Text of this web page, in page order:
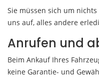
Sie müssen sich um
uns auf, alles andere
Anrufen und
Beim Ankauf Ihres
keine Garantie- und